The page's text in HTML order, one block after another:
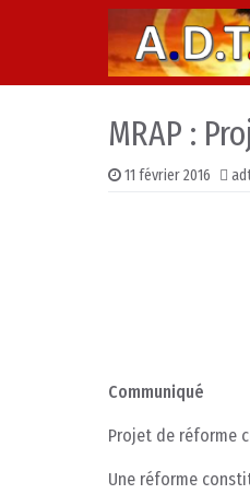
Skip to content
Main Navigation
MRAP :
11 février 2016
Communiqué
Projet de réforme
Une réforme